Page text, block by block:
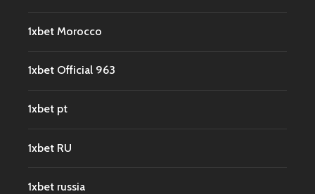
1xbet Morocco
1xbet Official 963
1xbet pt
1xbet RU
1xbet russia